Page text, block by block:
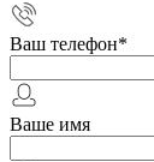
Ваш телефон*
Ваше имя